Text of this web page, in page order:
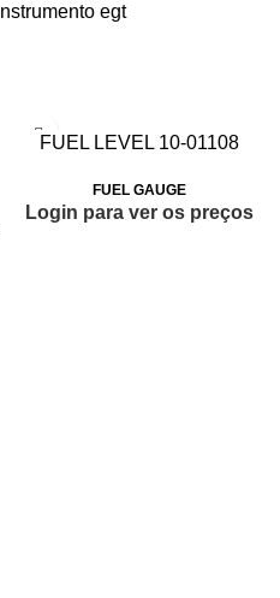
Instrumento egt
FUEL LEVEL 10-01108
FUEL GAUGE
Login para ver os preços